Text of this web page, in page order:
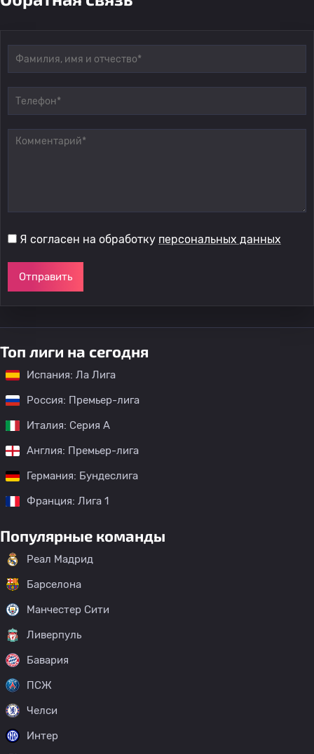
Я согласен на обработку персональных данных
Отправить
Топ лиги на сегодня
Испания: Ла Лига
Россия: Премьер-лига
Италия: Серия А
Англия: Премьер-лига
Германия: Бундеслига
Франция: Лига 1
Популярные команды
Реал Мадрид
Барселона
Манчестер Сити
Ливерпуль
Бавария
ПСЖ
Челси
Интер